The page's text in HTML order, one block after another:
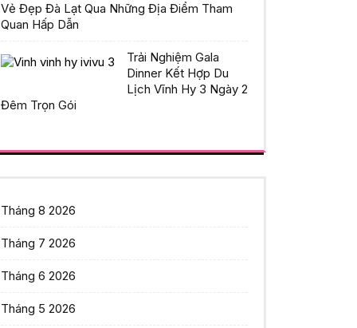
Vẻ Đẹp Đà Lạt Qua Những Địa Điểm Tham
Quan Hấp Dẫn
Trải Nghiệm Gala
Dinner Kết Hợp Du
Lịch Vĩnh Hy 3 Ngày 2
Đêm Trọn Gói
Tháng 8 2026
Tháng 7 2026
Tháng 6 2026
Tháng 5 2026